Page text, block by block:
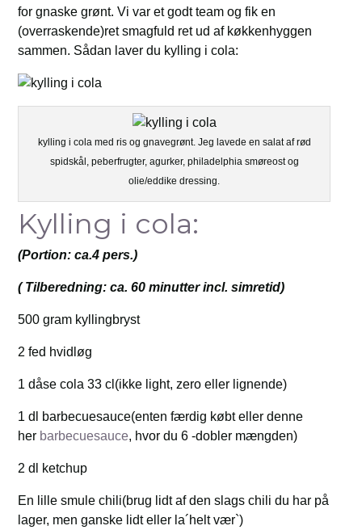
for gnaske grønt. Vi var et godt team og fik en
(overraskende)ret smagfuld ret ud af køkkenhyggen
sammen. Sådan laver du kylling i cola:
kylling i cola med ris og gnavegrønt. Jeg lavede en salat af rød
spidskål, peberfrugter, agurker, philadelphia smøreost og
olie/eddike dressing.
Kylling i cola:
(Portion: ca.4 pers.)
( Tilberedning: ca. 60 minutter incl. simretid)
500 gram kyllingbryst
2 fed hvidløg
1 dåse cola 33 cl(ikke light, zero eller lignende)
1 dl barbecuesauce(enten færdig købt eller denne
her barbecuesauce, hvor du 6 -dobler mængden)
2 dl ketchup
En lille smule chili(brug lidt af den slags chili du har på
lager, men ganske lidt eller la´helt vær`)